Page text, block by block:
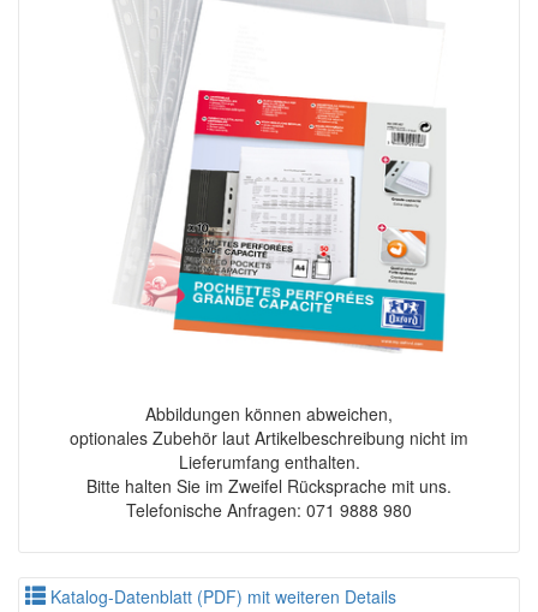
Abbildungen können abweichen,
optionales Zubehör laut Artikelbeschreibung nicht im
Lieferumfang enthalten.
Bitte halten Sie im Zweifel Rücksprache mit uns.
Telefonische Anfragen: 071 9888 980
Katalog-Datenblatt (PDF) mit weiteren Details